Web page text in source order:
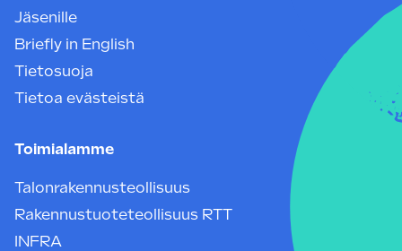
Jäsenille
Briefly in English
Tietosuoja
Tietoa evästeistä
Toimialamme
Talonrakennusteollisuus
Rakennustuoteteollisuus RTT
INFRA